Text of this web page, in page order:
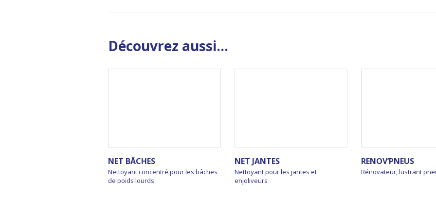
Découvrez aussi...
NET BÂCHES
Nettoyant concentré pour les bâches
de poids lourds
NET JANTES
Nettoyant pour les jantes et
enjoliveurs
RENOV’PNEUS
Rénovateur, lustrant